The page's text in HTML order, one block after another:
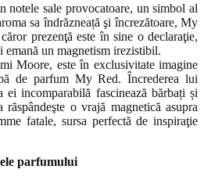
notele sale provocatoare, un simbol al
sa îndrăzneață şi încrezătoare, My
prezenţă este în sine o declaraţie,
emană un magnetism irezistibil.
Moore, este în exclusivitate imagine
de parfum My Red. Încrederea lui
ei incomparabilă fascinează bărbați și
o vrajă magnetică asupra
fatale, sursa perfectă de inspiraţie
parfumului